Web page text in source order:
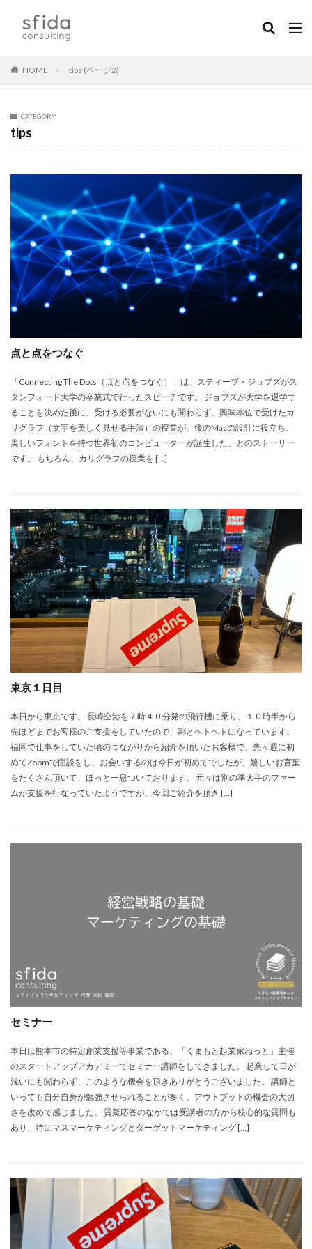
HOME tips (ページ2)
CATEGORY
tips
点と点をつなぐ
「Connecting The Dots（点と点をつなぐ）」は、スティーブ・ジョブズがス
タンフォード大学の卒業式で行ったスピーチです。 ジョブズが大学を退学す
ることを決めた後に、受ける必要がないにも関わらず、興味本位で受けたカ
リグラフ（文字を美しく見せる手法）の授業が、後のMacの設計に役立ち、
美しいフォントを持つ世界初のコンピューターが誕生した、とのストーリー
です。 もちろん、カリグラフの授業を […]
東京１日目
本日から東京です。 長崎空港を７時４０分発の飛行機に乗り、１０時半から
先ほどまでお客様のご支援をしていたので、割とヘトヘトになっています。
福岡で仕事をしていた頃のつながりから紹介を頂いたお客様で、先々週に初
めてZoomで面談をし、お会いするのは今日が初めてでしたが、嬉しいお言葉
をたくさん頂いて、ほっと一息ついております。 元々は別の準大手のファー
ムが支援を行なっていたようですが、今回ご紹介を頂き […]
セミナー
本日は熊本市の特定創業支援等事業である、「くまもと起業家ねっと」主催
のスタートアップアカデミーでセミナー講師をしてきました。 起業して日が
浅いにも関わらず、このような機会を頂きありがとうございました。 講師と
いっても自分自身が勉強させられることが多く、アウトプットの機会の大切
さを改めて感じました。 質疑応答のなかでは受講者の方から核心的な質問も
あり、特にマスマーケティングとターゲットマーケティング […]